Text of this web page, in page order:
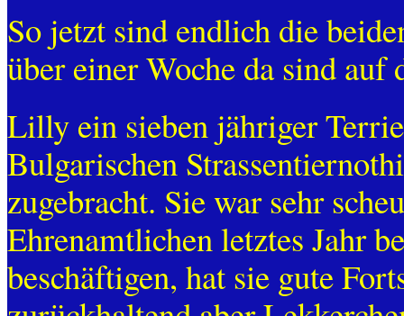
So jetzt sind endlich die
über einer Woche da sind auf
Lilly ein sieben jähriger
Bulgarischen
zugebracht. Sie war sehr
Ehrenamtlichen letztes Jahr
beschäftigen, hat sie gute